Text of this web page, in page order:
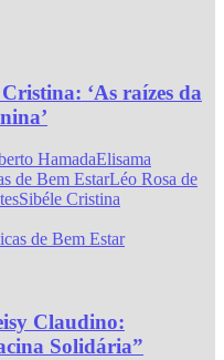
‘As raízes da
HamadaElisama
de Bem EstarLéo Rosa de
Sibéle Cristina
de Bem Estar
Claudino:
Solidária”